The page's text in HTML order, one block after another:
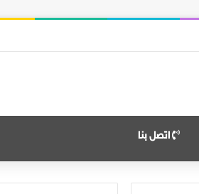
اتصل بنا